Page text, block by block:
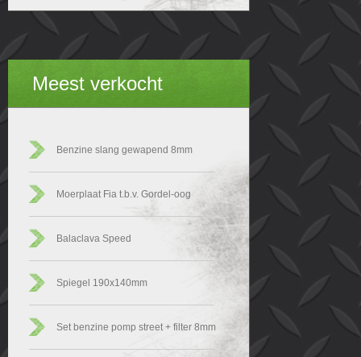
Meest verkocht
Benzine slang gewapend 8mm
Moerplaat Fia t.b.v. Gordel-oog
Balaclava Speed
Spiegel 190x140mm
Set benzine pomp street + filter 8mm